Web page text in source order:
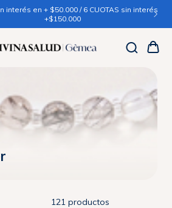
en + $50.000 / 6 CUOTAS sin interés en
+$150.000
121 productos